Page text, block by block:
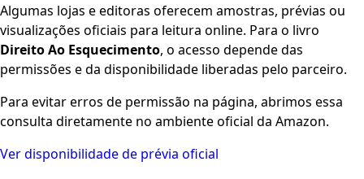
Algumas lojas e editoras oferecem amostras, prévias ou
visualizações oficiais para leitura online. Para o livro
Direito Ao Esquecimento, o acesso depende das
permissões e da disponibilidade liberadas pelo parceiro.
Para evitar erros de permissão na página, abrimos essa
consulta diretamente no ambiente oficial da Amazon.
Ver disponibilidade de prévia oficial